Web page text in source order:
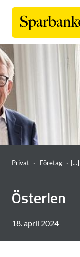
Privat Företag
Österlen
18. april 2024